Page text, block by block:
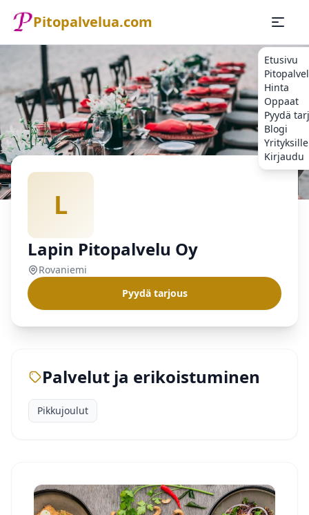
Pitopalvelua.com
Etusivu
Hinta
Oppaat
Pyydä
Blogi
Yrityksille
Kirjaudu
Etusivu
Pitopalvelu Lapin Pitopalvelu Oy
L
Lapin Pitopalvelu Oy
Rovaniemi
Pyydä tarjous
Palvelut ja erikoistuminen
Pikkujoulut